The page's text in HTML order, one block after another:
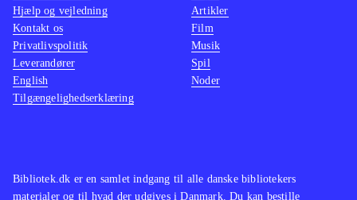
Bibliotek.dk er en samlet indgang til alle danske bibliotekers
materialer og til hvad der udgives i Danmark. Du kan bestille
Hjælp og vejledning
Kontakt os
Privatlivspolitik
Leverandører
English
Tilgængelighedserklæring
Artikler
Film
Musik
Spil
Noder